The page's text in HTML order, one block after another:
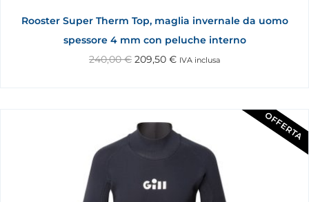
Rooster Super Therm Top, maglia invernale da uomo
spessore 4 mm con peluche interno
240,00€ 209,50 € IVA inclusa
OFFERTA